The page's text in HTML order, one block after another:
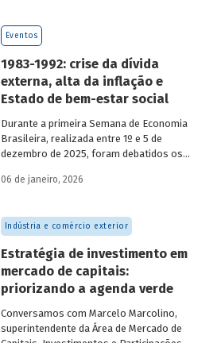
economistas renomados.
Eventos
1983-1992: crise da dívida
externa, alta da inflação e
Estado de bem-estar social
Durante a primeira Semana de Economia
Brasileira, realizada entre 1º e 5 de
dezembro de 2025, foram debatidos os
economia do país nos últimos 40 anos,
economistas renomados.
06 de janeiro, 2026
Indústria e comércio exterior
Estratégia de investimento em
mercado de capitais:
priorizando a agenda verde
Conversamos com Marcelo Marcolino,
superintendente da Área de Mercado de